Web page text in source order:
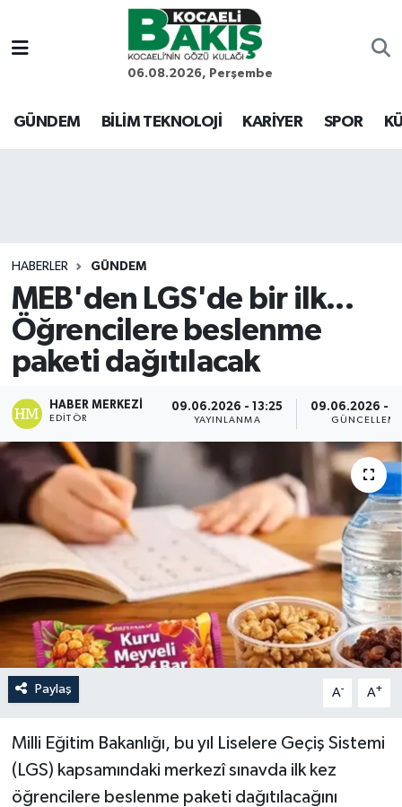
06.08.2026, Perşembe
GÜNDEM BİLİM TEKNOLOJİ KARİYER SPOR
HABERLER GÜNDEM
MEB'den LGS'de bir ilk...
Öğrencilere beslenme
paketi dağıtılacak
HABER MERKEZI
EDITÖR
09.06.2026 - 13:25
YAYINLANMA
09.06.2026 -
Paylaş A- A+
Milli Eğitim Bakanlığı, bu yıl Liselere Geçiş Sistemi
(LGS) kapsamındaki merkezî sınavda ilk kez
öğrencilere beslenme paketi dağıtılacağını
Kocaeli Nöbetçi Eczaneler
Kocaeli Hava Durumu
Son Dakika Haberleri
Haber Arşivi